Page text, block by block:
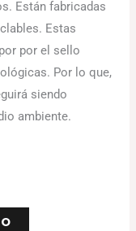
Están fabricadas
Estas
por el sello
Por lo que,
siendo
ambiente.